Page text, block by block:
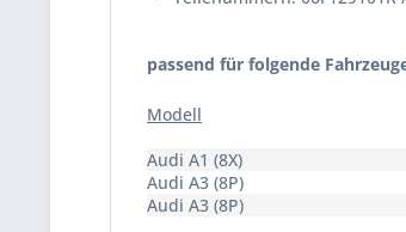
passend für folgende
Modell
Audi A1 (8X)
Audi A3 (8P)
Audi A3 (8P)